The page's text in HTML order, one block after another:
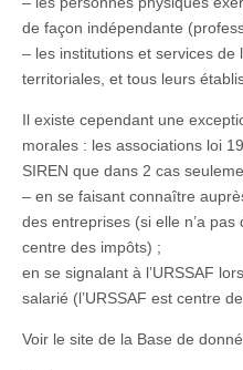
de façon indépendante
– les institutions et services de
territoriales, et tous leurs
Il existe cependant une
morales : les associations loi
SIREN que dans 2 cas
– en se faisant connaître
des entreprises (si elle n’a
centre des impôts) ;
en se signalant à l’URSSAF
salarié (l’URSSAF est centre
Voir le site de la Base de